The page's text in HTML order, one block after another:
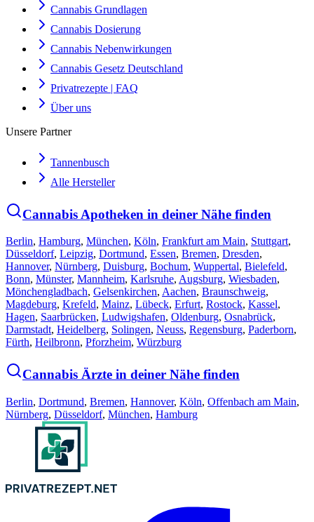
Cannabis Grundlagen
Cannabis Dosierung
Cannabis Nebenwirkungen
Cannabis Gesetz Deutschland
Privatrezepte | FAQ
Über uns
Unsere Partner
Tannenbusch
Alle Hersteller
Cannabis Apotheken in deiner Nähe finden
Berlin, Hamburg, München, Köln, Frankfurt am Main, Stuttgart,
Düsseldorf, Leipzig, Dortmund, Essen, Bremen, Dresden,
Hannover, Nürnberg, Duisburg, Bochum, Wuppertal, Bielefeld,
Bonn, Münster, Mannheim, Karlsruhe, Augsburg, Wiesbaden,
Mönchengladbach, Gelsenkirchen, Aachen, Braunschweig,
Magdeburg, Krefeld, Mainz, Lübeck, Erfurt, Rostock, Kassel,
Hagen, Saarbrücken, Ludwigshafen, Oldenburg, Osnabrück,
Darmstadt, Heidelberg, Solingen, Neuss, Regensburg, Paderborn,
Fürth, Heilbronn, Pforzheim, Würzburg
Cannabis Ärzte in deiner Nähe finden
Berlin, Dortmund, Bremen, Hannover, Köln, Offenbach am Main,
Nürnberg, Düsseldorf, München, Hamburg